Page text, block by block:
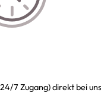
7 Zugang) direkt bei